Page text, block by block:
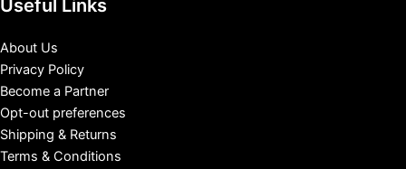
Useful Links
About Us
Privacy Policy
Become a Partner
Opt-out preferences
Shipping & Returns
Terms & Conditions